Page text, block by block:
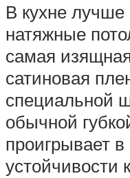
В кухне лучше
натяжные
самая
сатиновая
специальной
обычной
проигрывает
устойчивости